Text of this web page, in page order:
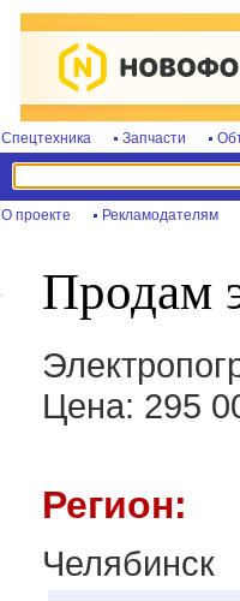
Спецтехника Запчасти
О проекте Рекламодателям
Продам
Цена: 295
Регион:
Челябинск